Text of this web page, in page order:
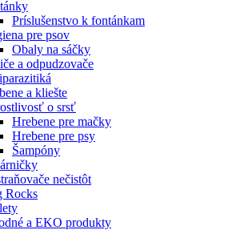
Príslušenstvo k fontánkam
pre psov
Obaly na sáčky
a odpudzovače
a kliešte
o srsť
Hrebene pre mačky
Hrebene pre psy
Šampóny
nečistôt
Rocks
a EKO produkty